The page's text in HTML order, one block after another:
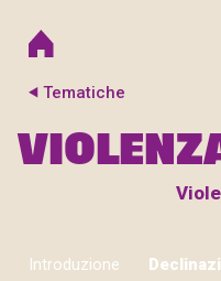
Tematiche
Introduzione